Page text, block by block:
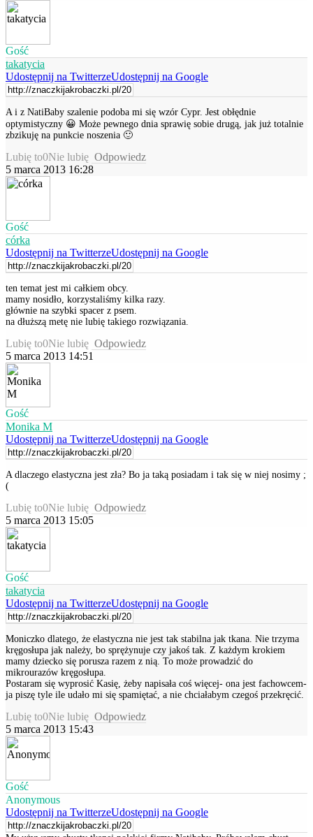
Gość
takatycia
Udostępnij na TwitterzeUdostępnij na Google
A i z NatiBaby szalenie podoba mi się wzór Cypr. Jest obłędnie
optymistyczny 😀 Może pewnego dnia sprawię sobie drugą, jak już totalnie
zbzikuję na punkcie noszenia 🙂
Lubię to0Nie lubię Odpowiedz
5 marca 2013 16:28
Gość
córka
Udostępnij na TwitterzeUdostępnij na Google
ten temat jest mi całkiem obcy.
mamy nosidło, korzystaliśmy kilka razy.
głównie na szybki spacer z psem.
na dłuższą metę nie lubię takiego rozwiązania.
Lubię to0Nie lubię Odpowiedz
5 marca 2013 14:51
Gość
Monika M
Udostępnij na TwitterzeUdostępnij na Google
A dlaczego elastyczna jest zła? Bo ja taką posiadam i tak się w niej nosimy ;
(
Lubię to0Nie lubię Odpowiedz
5 marca 2013 15:05
Gość
takatycia
Udostępnij na TwitterzeUdostępnij na Google
Moniczko dlatego, że elastyczna nie jest tak stabilna jak tkana. Nie trzyma
kręgosłupa jak należy, bo sprężynuje czy jakoś tak. Z każdym krokiem
mamy dziecko się porusza razem z nią. To może prowadzić do
mikrourazów kręgosłupa.
Postaram się wyprosić Kasię, żeby napisała coś więcej- ona jest fachowcem-
ja piszę tyle ile udało mi się spamiętać, a nie chciałabym czegoś przekręcić.
Lubię to0Nie lubię Odpowiedz
5 marca 2013 15:43
Gość
Anonymous
Udostępnij na TwitterzeUdostępnij na Google